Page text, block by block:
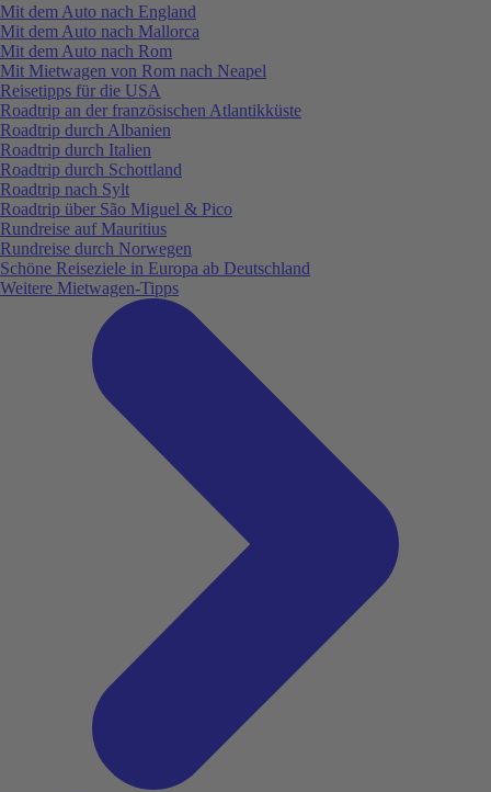
Mit dem Auto nach England
Mit dem Auto nach Mallorca
Mit dem Auto nach Rom
Mit Mietwagen von Rom nach Neapel
Reisetipps für die USA
Roadtrip an der französischen Atlantikküste
Roadtrip durch Albanien
Roadtrip durch Italien
Roadtrip durch Schottland
Roadtrip nach Sylt
Roadtrip über São Miguel & Pico
Rundreise auf Mauritius
Rundreise durch Norwegen
Schöne Reiseziele in Europa ab Deutschland
Weitere Mietwagen-Tipps